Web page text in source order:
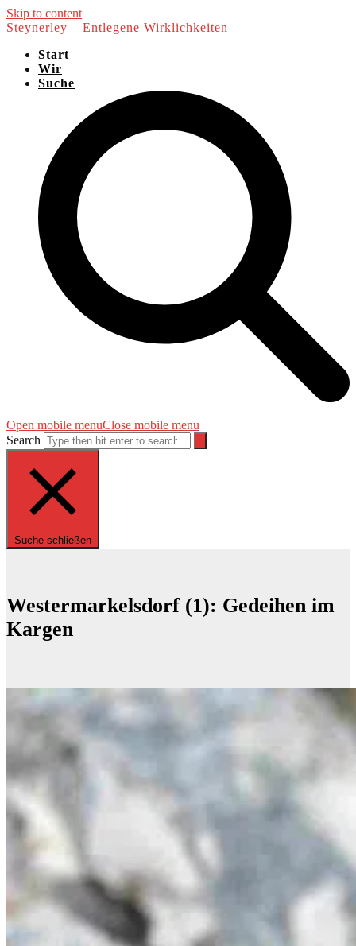
Skip to content
Steynerley – Entlegene Wirklichkeiten
Start
Wir
Suche
Open mobile menuClose mobile menu
Search
Suche schließen
Westermarkelsdorf (1): Gedeihen im
Kargen